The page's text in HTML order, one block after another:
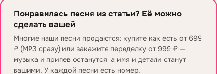
Понравилась песня из статьи? Её можно
сделать вашей
Многие наши песни продаются: купите как есть от 699
₽ (MP3 сразу) или закажите переделку от 999 ₽ —
музыка и припев останутся, а имя и детали станут
вашими. У каждой песни есть номер.